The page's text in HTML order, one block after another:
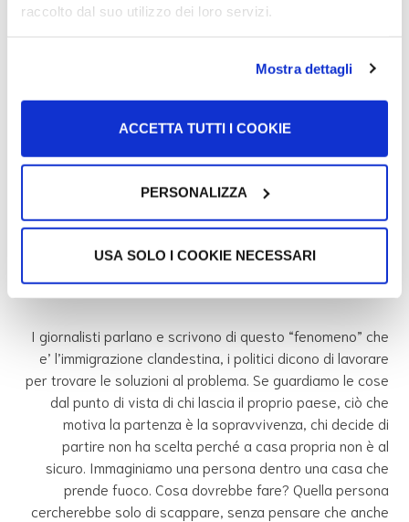
raccolto dal suo utilizzo dei loro servizi.
Mostra dettagli
ACCETTA TUTTI I COOKIE
PERSONALIZZA
USA SOLO I COOKIE NECESSARI
ho sentito parlare dell’immigrazione al liceo, ma questa
volta durante la lezione di storia. Dopo la guerra per molti
era difficile sopravvivere, così alcune persone sono
immigrate alla ricerca di un lavoro e di un futuro migliore.
Anche l’Italia nella sua storia ha
terra dei sogni in quel caso era l’America.
I giornalisti parlano e scrivono di questo “fenomeno” che
e’ l’immigrazione clandestina, i politici dicono di lavorare
per trovare le soluzioni al problema. Se guardiamo le cose
dal punto di vista di chi lascia il proprio paese, ciò che
motiva la partenza è la sopravvivenza, chi decide di
partire non ha scelta perché a casa propria non è al
sicuro. Immaginiamo una persona dentro una casa che
prende fuoco. Cosa dovrebbe fare? Quella persona
cercherebbe solo di scappare, senza pensare che anche